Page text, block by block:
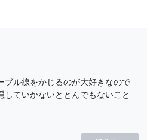
ブル線をかじるのが大好きなので
ていかないととんでもないこと